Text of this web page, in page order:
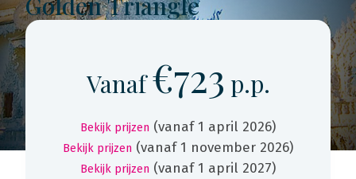
Vanaf€723 p.p.
Bekijk prijzen (vanaf 1 april 2026)
Bekijk prijzen (vanaf 1 november 2026)
Bekijk prijzen (vanaf 1 april 2027)